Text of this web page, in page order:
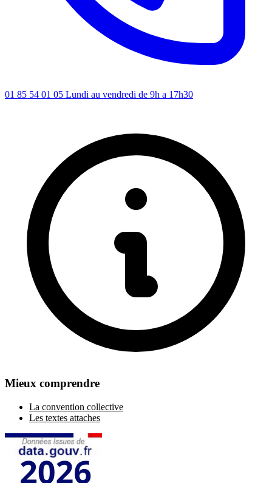
01 85 54 01 05 Lundi au vendredi de 9h a 17h30
Mieux comprendre
La convention collective
Les textes attaches